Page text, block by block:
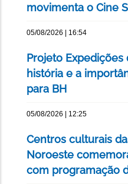
movimenta o Cine
05/08/2026 | 16:54
Projeto
história e a
para BH
05/08/2026 | 12:25
Centros culturais
Noroeste
com programação